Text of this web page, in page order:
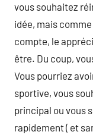
vous souhaitez
idée, mais
compte, le
être. Du coup,
Vous pourriez
sportive, vous
principal ou vous
rapidement ( et